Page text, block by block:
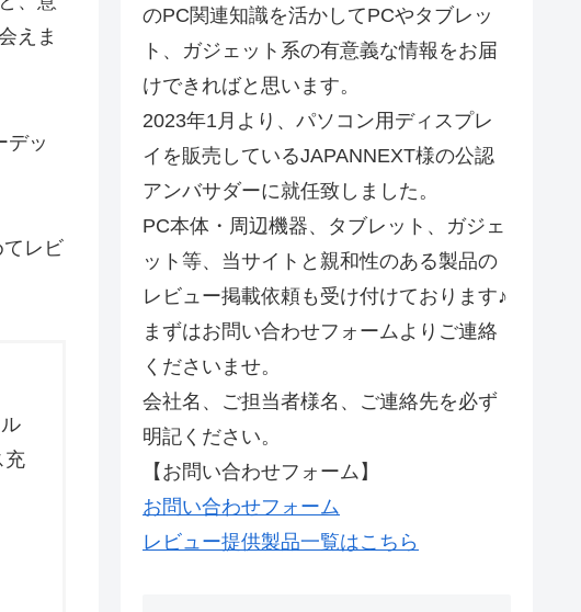
えま
デッ
てレビ
充
のPC関連知識を活かしてPCやタブレッ
ト、ガジェット系の有意義な情報をお届
けできればと思います。
2023年1月より、パソコン用ディスプレ
イを販売しているJAPANNEXT様の公認
アンバサダーに就任致しました。
PC本体・周辺機器、タブレット、ガジェ
ット等、当サイトと親和性のある製品の
レビュー掲載依頼も受け付けております♪
まずはお問い合わせフォームよりご連絡
くださいませ。
会社名、ご担当者様名、ご連絡先を必ず
明記ください。
【お問い合わせフォーム】
お問い合わせフォーム
レビュー提供製品一覧はこちら